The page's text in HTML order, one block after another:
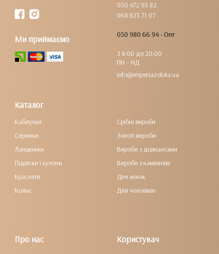
050 472 95 82
068 823 71 07
050 980 66 94 - Опт
З 8:00 до 20:00
ПН – НД
info@imperiazolota.ua
Ми приймаємо
Каталог
Каблучки
Сережки
Ланцюжки
Підвіски і кулони
Браслети
Кольє
Срібні вироби
Золоті вироби
Вироби з діамантами
Вироби з камінням
Для жінок
Для чоловіків
Про нас Користувач